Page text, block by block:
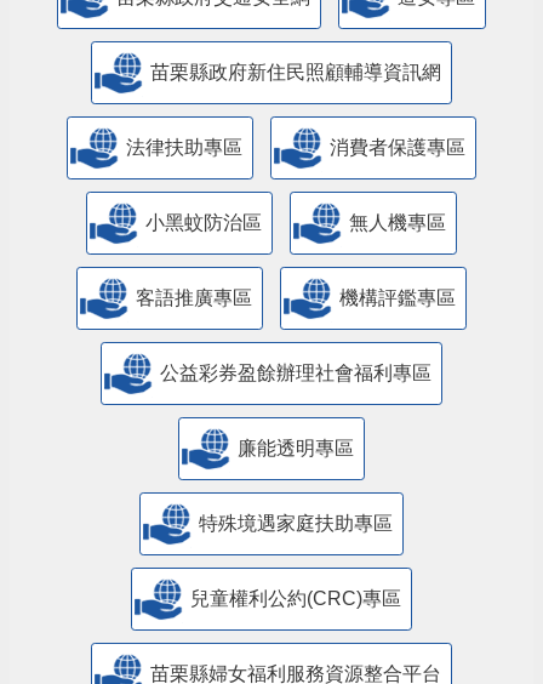
苗栗縣政府新住民照顧輔導資訊網
法律扶助專區 消費者保護專區
小黑蚊防治區 無人機專區
客語推廣專區 機構評鑑專區
公益彩券盈餘辦理社會福利專區
廉能透明專區
特殊境遇家庭扶助專區
兒童權利公約(CRC)專區
苗栗縣婦女福利服務資源整合平台